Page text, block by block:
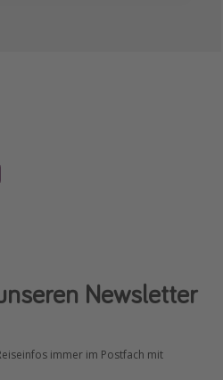
Newsletter
immer im Postfach mit